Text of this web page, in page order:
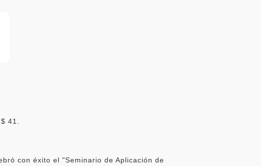
41.
con éxito el "Seminario de Aplicación de